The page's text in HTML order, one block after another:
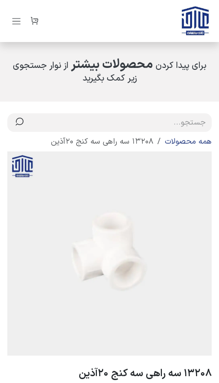
صرف نظر و مشاهده محتوا
برای پیدا کردن محصولات بیشتر از نوار جستجوی
زیر کمک بگیرید
همه محصولات 13208 سه راهی سه کنج 20آذین
13208 سه راهی سه کنج 20آذین